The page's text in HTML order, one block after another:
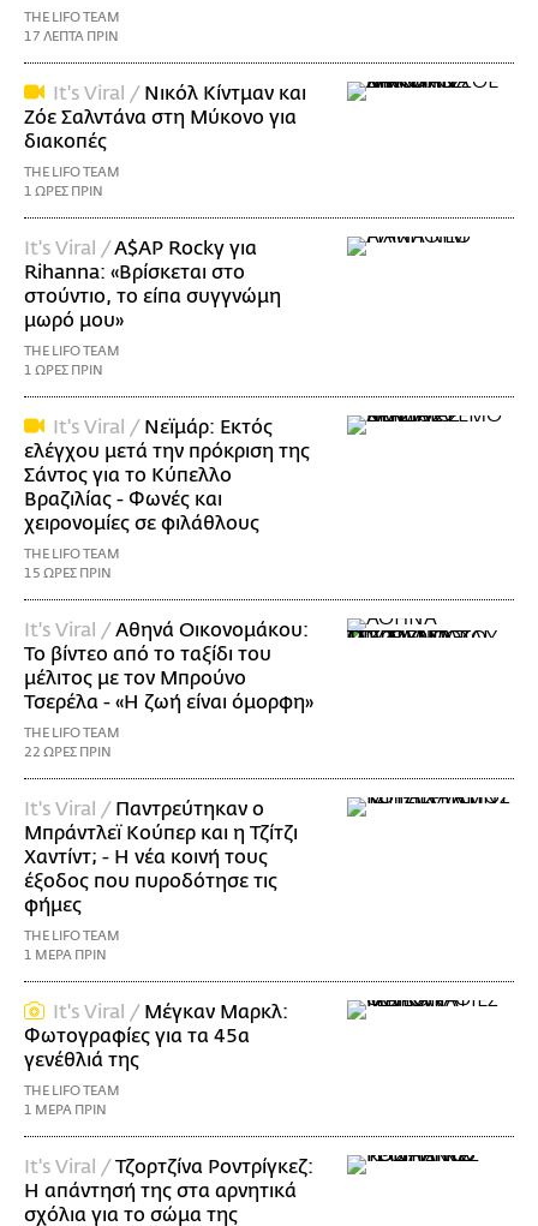
THE LIFO TEAM
17 ΛΕΠΤΑ ΠΡΙΝ
It's Viral / Νικόλ Κίντμαν και
Ζόε Σαλντάνα στη Μύκονο για
διακοπές
THE LIFO TEAM
1 ΩΡΕΣ ΠΡΙΝ
It's Viral /A$AP Rocky για
Rihanna: «Βρίσκεται στο
στούντιο, το είπα συγγνώμη
μωρό μου»
THE LIFO TEAM
1 ΩΡΕΣ ΠΡΙΝ
It's Viral / Νεϊμάρ: Εκτός
ελέγχου μετά την πρόκριση της
Σάντος για το Κύπελλο
Βραζιλίας - Φωνές και
χειρονομίες σε φιλάθλους
THE LIFO TEAM
15 ΩΡΕΣ ΠΡΙΝ
It's Viral /Αθηνά Οικονομάκου:
Το βίντεο από το ταξίδι του
μέλιτος με τον Μπρούνο
Τσερέλα - «Η ζωή είναι όμορφη»
THE LIFO TEAM
22 ΩΡΕΣ ΠΡΙΝ
It's Viral / Παντρεύτηκαν ο
Μπράντλεϊ Κούπερ και η Τζίτζι
Χαντίντ; - Η νέα κοινή τους
έξοδος που πυροδότησε τις
φήμες
THE LIFO TEAM
1 ΜΕΡΑ ΠΡΙΝ
It's Viral / Μέγκαν Μαρκλ:
Φωτογραφίες για τα 45α
γενέθλιά της
THE LIFO TEAM
1 ΜΕΡΑ ΠΡΙΝ
It's Viral /Τζορτζίνα Ροντρίγκεζ:
Η απάντησή της στα αρνητικά
σχόλια για το σώμα της